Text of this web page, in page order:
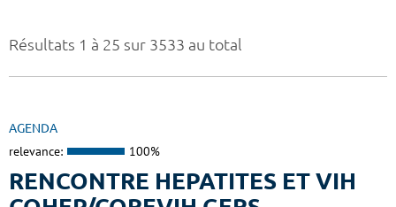
Résultats 1 à 25 sur 3533 au total
AGENDA
relevance: 100%
RENCONTRE HEPATITES ET VIH